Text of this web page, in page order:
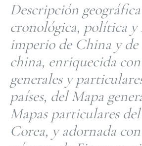
Descripción
cronológica, política y
imperio de China y
china, enriquecida
generales y
países, del Mapa
Mapas particulares
Corea, y adornada